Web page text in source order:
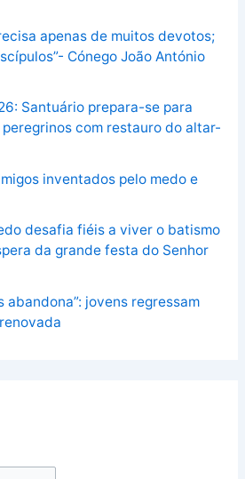
apenas de muitos devotos;
Cónego João António
Santuário prepara-se para
com restauro do altar-
inventados pelo medo e
desafia fiéis a viver o batismo
da grande festa do Senhor
abandona”: jovens regressam